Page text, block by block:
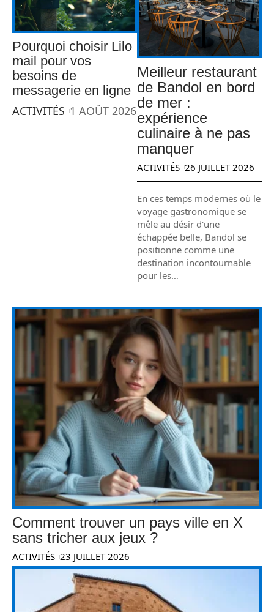
Pourquoi choisir Lilo
mail pour vos
besoins de
messagerie en ligne
ACTIVITÉS 1 AOÛT 2026
Meilleur restaurant
de Bandol en bord
de mer :
expérience
culinaire à ne pas
manquer
ACTIVITÉS 26 JUILLET 2026
En ces temps modernes où le
voyage gastronomique se
mêle au désir d'une
échappée belle, Bandol se
positionne comme une
destination incontournable
pour les…
Comment trouver un pays ville en X
sans tricher aux jeux ?
ACTIVITÉS 23 JUILLET 2026